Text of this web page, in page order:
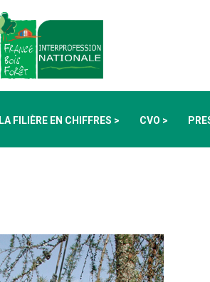
LA FILIÈRE EN CHIFFRES > CVO >